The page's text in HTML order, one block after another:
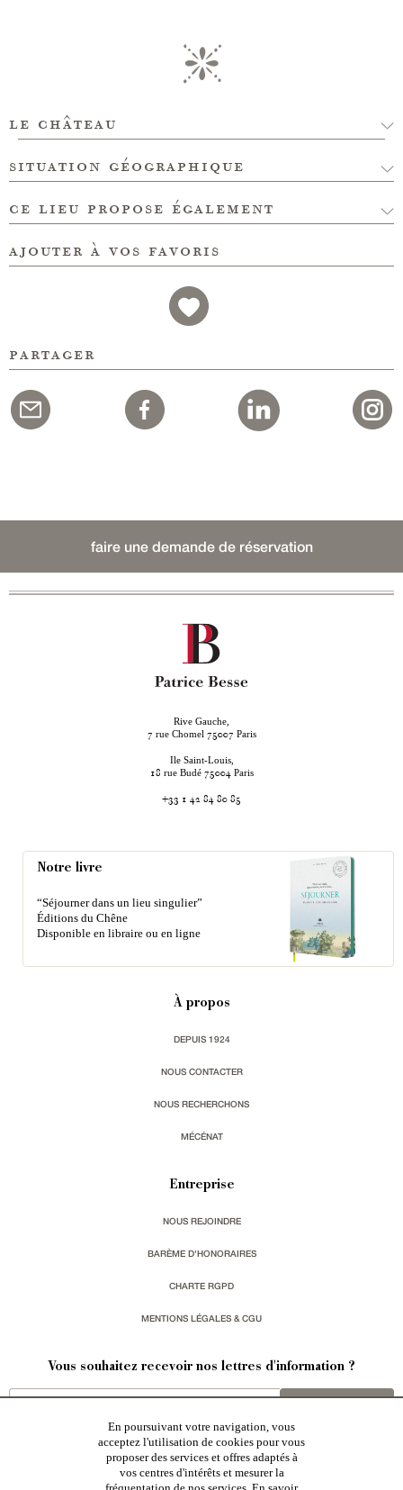
le château
situation géographique
ce lieu propose également
ajouter à vos favoris
partager
faire une demande de réservation
Rive Gauche,
7 rue Chomel 75007 Paris
Ile Saint-Louis,
18 rue Budé 75004 Paris
+33 1 42 84 80 85
Notre livre
“Séjourner dans un lieu singulier”
Éditions du Chêne
Disponible en libraire ou en ligne
À propos
DEPUIS 1924
NOUS CONTACTER
NOUS RECHERCHONS
MÉCÉNAT
Entreprise
NOUS REJOINDRE
BARÈME D'HONORAIRES
CHARTE RGPD
MENTIONS LÉGALES & CGU
Vous souhaitez recevoir nos lettres d'information ?
En poursuivant votre navigation, vous
acceptez l'utilisation de cookies pour vous
proposer des services et offres adaptés à
vos centres d'intérêts et mesurer la
fréquentation de nos services. En savoir